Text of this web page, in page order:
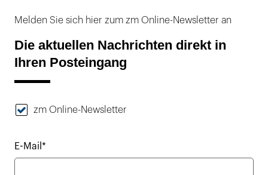
Melden Sie sich hier zum zm Online-Newsletter an
Die aktuellen Nachrichten direkt in
Ihren Posteingang
zm Online-Newsletter
E-Mail*